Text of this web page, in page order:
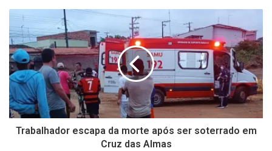
Trabalhador escapa da morte após ser soterrado em
Cruz das Almas